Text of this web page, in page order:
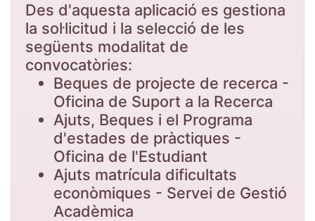
Des d'aquesta aplicació es gestiona
la sol·licitud i la selecció de les
següents modalitat de
convocatòries:
Beques de projecte de recerca -
Oficina de Suport a la Recerca
Ajuts, Beques i el Programa
d'estades de pràctiques -
Oficina de l'Estudiant
Ajuts matrícula dificultats
econòmiques - Servei de Gestió
Acadèmica